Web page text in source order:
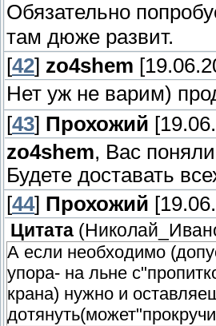
Обязательно
там дюже развит.
[42] zo4shem
Нет уж не варим)
[43] Прохожий
zo4shem, Вас
Будете доставать
[44] Прохожий
Цитата (
А если необходимо
упора- на льне
крана) нужно и